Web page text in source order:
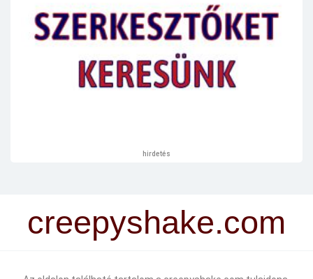
hirdetés
creepyshake.com